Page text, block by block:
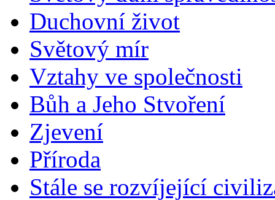
Duchovní život
Světový mír
Vztahy ve společnosti
Bůh a Jeho Stvoření
Zjevení
Příroda
Stále se rozvíjející